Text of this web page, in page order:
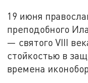
19 июня
преподобного
— святого VIII
стойкостью в
времена